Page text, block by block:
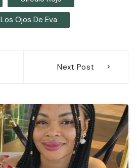
Los Ojos De Eva
Next Post